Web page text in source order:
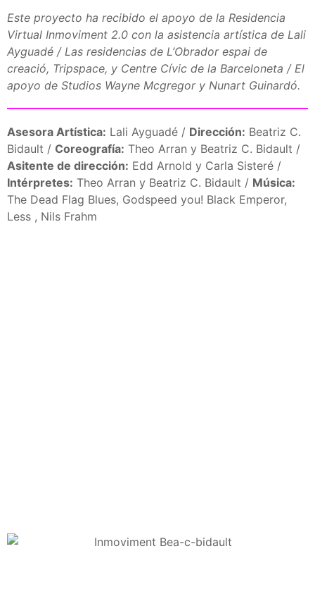
Este proyecto ha recibido el apoyo de la Residencia
Virtual Inmoviment 2.0 con la asistencia artística de Lali
Ayguadé / Las residencias de L’Obrador espai de
creació, Tripspace, y Centre Cívic de la Barceloneta / El
apoyo de Studios Wayne Mcgregor y Nunart Guinardó.
Asesora Artística: Lali Ayguadé / Dirección: Beatriz C.
Bidault / Coreografía: Theo Arran y Beatriz C. Bidault /
Asitente de dirección: Edd Arnold y Carla Sisteré /
Intérpretes: Theo Arran y Beatriz C. Bidault / Música:
The Dead Flag Blues, Godspeed you! Black Emperor,
Less , Nils Frahm